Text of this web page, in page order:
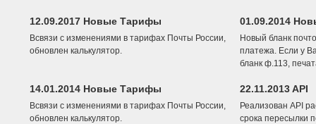
12.09.2017 Новые Тарифы
Всвязи с изменениями в тарифах Почты России,
обновлен калькулятор.
01.09.2014
Новый бланк
платежа. Если у
бланк ф.113,
14.01.2014 Новые Тарифы
Всвязи с изменениями в тарифах Почты России,
обновлен калькулятор.
22.11.2013 API
Реализован API
срока пересылки